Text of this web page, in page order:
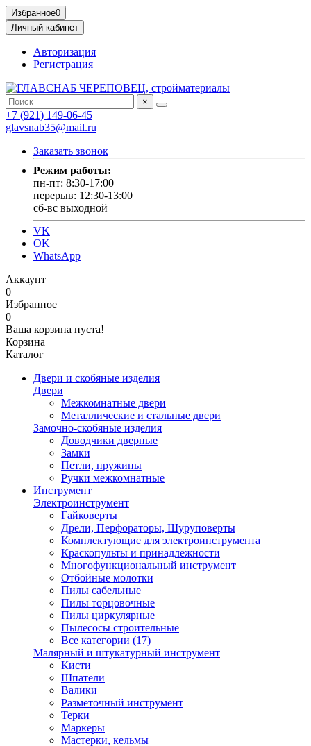
Избранное0
Личный кабинет
Авторизация
Регистрация
×
+7 (921) 149-06-45
glavsnab35@mail.ru
Заказать звонок
Режим работы:
пн-пт: 8:30-17:00
перерыв: 12:30-13:00
сб-вс выходной
VK
OK
WhatsApp
Аккаунт
0
Избранное
0
Ваша корзина пуста!
Корзина
Каталог
Двери и скобяные изделия
Двери
Межкомнатные двери
Металлические и стальные двери
Замочно-скобяные изделия
Доводчики дверные
Замки
Петли, пружины
Ручки межкомнатные
Инструмент
Электроинструмент
Гайковерты
Дрели, Перфораторы, Шуруповерты
Комплектующие для электроинструмента
Краскопульты и принадлежности
Многофункциональный инструмент
Отбойные молотки
Пилы сабельные
Пилы торцовочные
Пилы циркулярные
Пылесосы строительные
Все категории (17)
Малярный и штукатурный инструмент
Кисти
Шпатели
Валики
Разметочный инструмент
Терки
Маркеры
Мастерки, кельмы